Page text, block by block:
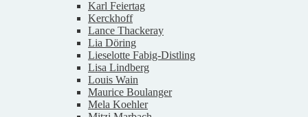
Karl Feiertag
Kerckhoff
Lance Thackeray
Lia Döring
Lieselotte Fabig-Distling
Lisa Lindberg
Louis Wain
Maurice Boulanger
Mela Koehler